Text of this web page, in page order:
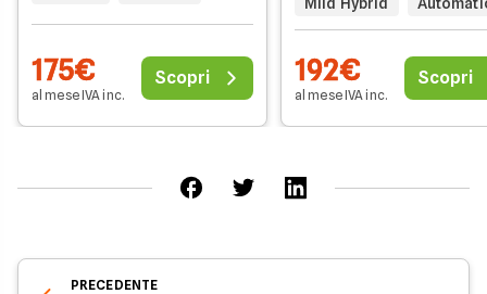
175€
al mese IVA inc.
Scopri 192€
al mese IVA inc.
Scopri
PRECEDENTE